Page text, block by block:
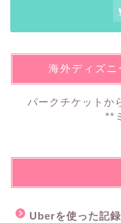
海外ディズニ
パークチケットか
**
Uberを使った記録